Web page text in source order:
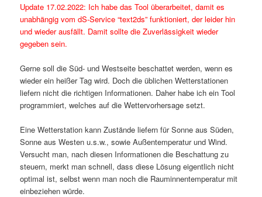
Update 17.02.2022: Ich habe das Tool überarbeitet, damit es
unabhängig vom dS-Service “text2ds” funktioniert, der leider hin
und wieder ausfällt. Damit sollte die Zuverlässigkeit wieder
gegeben sein.
Gerne soll die Süd- und Westseite beschattet werden, wenn es
wieder ein heißer Tag wird. Doch die üblichen Wetterstationen
liefern nicht die richtigen Informationen. Daher habe ich ein Tool
programmiert, welches auf die Wettervorhersage setzt.
Eine Wetterstation kann Zustände liefern für Sonne aus Süden,
Sonne aus Westen u.s.w., sowie Außentemperatur und Wind.
Versucht man, nach diesen Informationen die Beschattung zu
steuern, merkt man schnell, dass diese Lösung eigentlich nicht
optimal ist, selbst wenn man noch die Rauminnentemperatur mit
einbeziehen würde.